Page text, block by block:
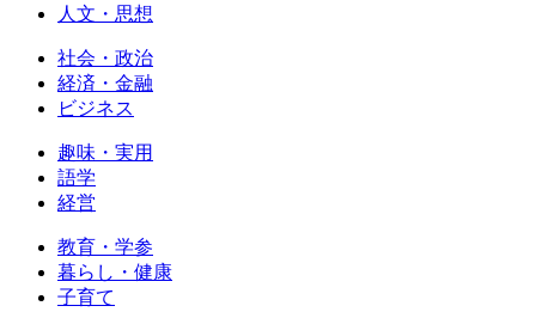
人文・思想
社会・政治
経済・金融
ビジネス
趣味・実用
語学
経営
教育・学参
暮らし・健康
子育て